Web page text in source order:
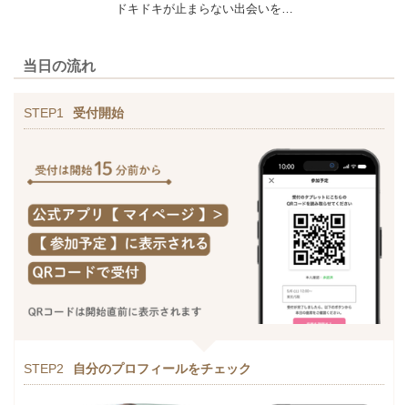
ドキドキが止まらない出会いを…
当日の流れ
STEP1 受付開始
STEP2 自分のプロフィールをチェック